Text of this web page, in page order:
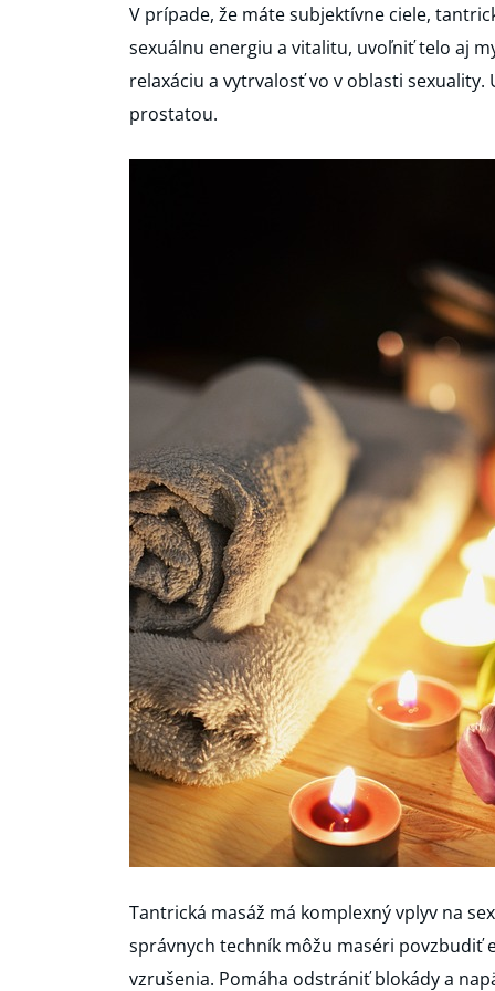
V prípade, že máte subjektívne ciele,
sexuálnu energiu a vitalitu, uvoľniť telo aj
relaxáciu a vytrvalosť vo v oblasti
prostatou.
Tantrická masáž má komplexný vplyv na
správnych techník môžu maséri povzbudiť
vzrušenia. Pomáha odstrániť blokády a